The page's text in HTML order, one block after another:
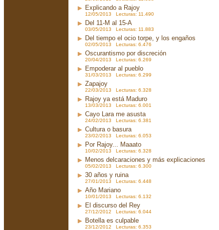
Explicando a Rajoy
12/05/2013 Lecturas: 11.490
Del 11-M al 15-A
03/05/2013 Lecturas: 11.883
Del tiempo el ocio torpe, y los engaños
02/05/2013 Lecturas: 6.476
Oscurantismo por discreción
20/04/2013 Lecturas: 6.269
Empoderar al pueblo
31/03/2013 Lecturas: 6.299
Zapajoy
22/03/2013 Lecturas: 6.328
Rajoy ya está Maduro
13/03/2013 Lecturas: 6.001
Cayo Lara me asusta
24/02/2013 Lecturas: 6.381
Cultura o basura
23/02/2013 Lecturas: 6.053
Por Rajoy... Maaato
10/02/2013 Lecturas: 6.328
Menos delcaraciones y más explicaciones
05/02/2013 Lecturas: 6.300
30 años y ruina
27/01/2013 Lecturas: 6.448
Año Mariano
10/01/2013 Lecturas: 6.132
El discurso del Rey
27/12/2012 Lecturas: 6.044
Botella es culpable
23/12/2012 Lecturas: 6.353